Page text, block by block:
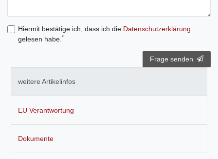
Hiermit bestätige ich, dass ich die Daten­schutz­erklärung
gelesen habe. *
Frage senden
weitere Artikelinfos
EU Verantwortung
Dokumente